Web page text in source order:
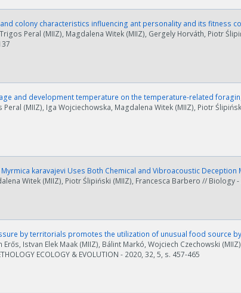
colony characteristics influencing ant personality and its fitness
Peral (MIIZ), Magdalena Witek (MIIZ), Gergely Horváth, Piotr
and development temperature on the temperature-related
Peral (MIIZ), Iga Wojciechowska, Magdalena Witek (MIIZ), Piotr
karavajevi Uses Both Chemical and Vibroacoustic
Witek (MIIZ), Piotr Ślipiński (MIIZ), Francesca Barbero // Biology -
by territorials promotes the utilization of unusual food source
Erős, Istvan Elek Maak (MIIZ), Bálint Markó, Wojciech Czechowski
ECOLOGY & EVOLUTION - 2020, 32, 5, s. 457-465